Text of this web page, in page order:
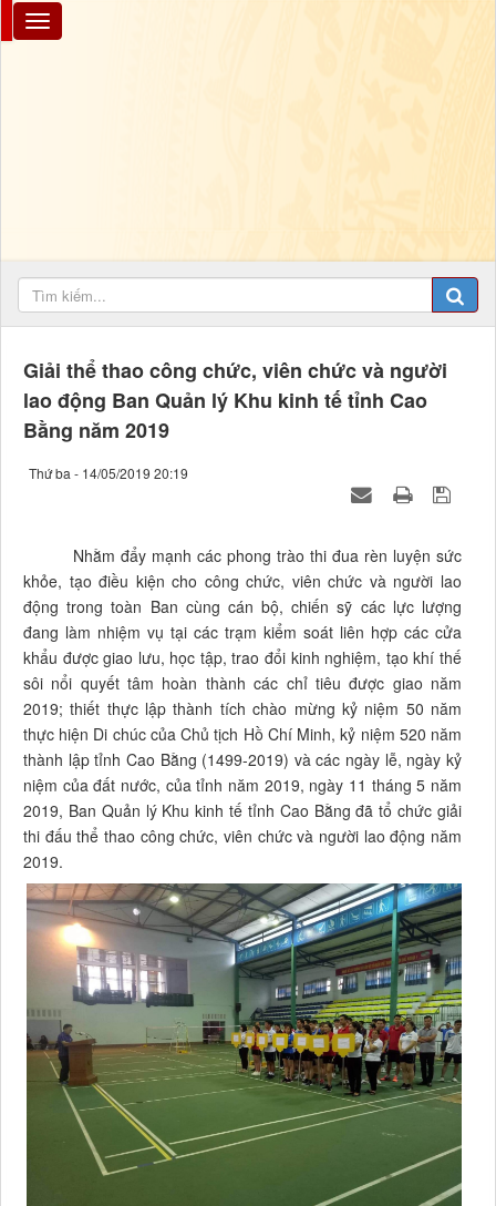
Giải thể thao công chức, viên chức và người
lao động Ban Quản lý Khu kinh tế tỉnh Cao
Bằng năm 2019
Thứ ba - 14/05/2019 20:19
Nhằm đẩy mạnh các phong trào thi đua rèn luyện sức
khỏe, tạo điều kiện cho công chức, viên chức và người lao
động trong toàn Ban cùng cán bộ, chiến sỹ các lực lượng
đang làm nhiệm vụ tại các trạm kiểm soát liên hợp các cửa
khẩu được giao lưu, học tập, trao đổi kinh nghiệm, tạo khí thế
sôi nổi quyết tâm hoàn thành các chỉ tiêu được giao năm
2019; thiết thực lập thành tích chào mừng kỷ niệm 50 năm
thực hiện Di chúc của Chủ tịch Hồ Chí Minh, kỷ niệm 520 năm
thành lập tỉnh Cao Bằng (1499-2019) và các ngày lễ, ngày kỷ
niệm của đất nước, của tỉnh năm 2019, ngày 11 tháng 5 năm
2019, Ban Quản lý Khu kinh tế tỉnh Cao Bằng đã tổ chức giải
thi đấu thể thao công chức, viên chức và người lao động năm
2019.